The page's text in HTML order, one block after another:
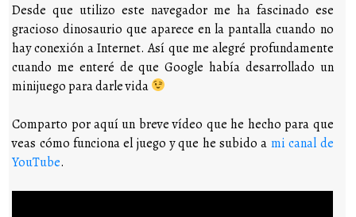
Desde que utilizo este navegador me ha fascinado ese
gracioso dinosaurio que aparece en la pantalla cuando no
hay conexión a Internet. Así que me alegré profundamente
cuando me enteré de que Google había desarrollado un
minijuego para darle vida
Comparto por aquí un breve vídeo que he hecho para que
veas cómo funciona el juego y que he subido a mi canal de
YouTube.